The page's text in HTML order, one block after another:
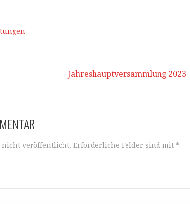
Jahreshauptversammlung
nicht veröffentlicht. Erforderliche Felder sind mit *